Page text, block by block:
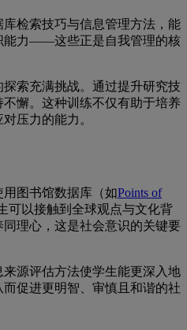
检索技巧与信息管理方法，能
能力——这些正是自我管理的核
索充满挑战。通过提升研究技
懈。这种训练不仅有助于培养
压力的能力。
图书馆数据库（如Points of
可以接触到全球观点与文化背
理心，这是社会意识的关键要
源评估方法使学生能更深入地
促进更明智、审慎且和谐的社